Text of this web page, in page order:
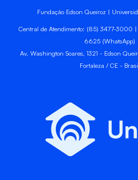
Fundação Edson Queiroz |
Central de Atendimento: (85) 3477-
6625 (WhatsApp)
Av. Washington Soares, 1321 - Edson
Fortaleza / CE -